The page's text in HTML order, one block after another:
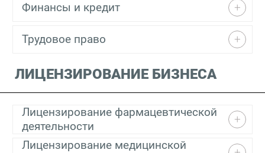
Финансы и кредит
Трудовое право
ЛИЦЕНЗИРОВАНИЕ БИЗНЕСА
Лицензирование фармацевтической
деятельности
Лицензирование медицинской